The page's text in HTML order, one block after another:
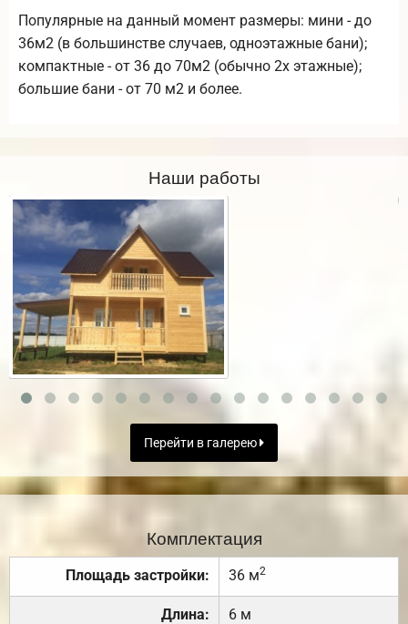
Популярные на данный момент размеры: мини - до
36м2 (в большинстве случаев, одноэтажные бани);
компактные - от 36 до 70м2 (обычно 2х этажные);
большие бани - от 70 м2 и более.
Наши работы
Перейти в галерею
Комплектация
Площадь застройки: 36 м2
Длина: 6 м